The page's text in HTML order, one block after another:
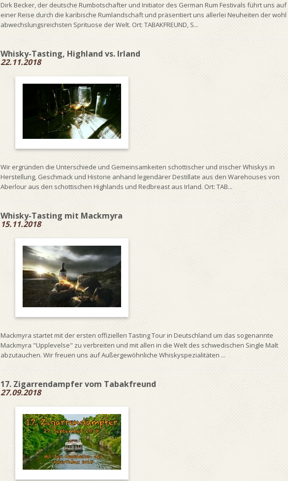
Dirk Becker, der deutsche Rumbotschafter und Initiator des German Rum Festivals führt uns auf
einer Reise durch die karibische Rumlandschaft und präsentiert uns allerlei Neuheiten der wohl
abwechslungsreichsten Sprituose der Welt. Ort: TABAKFREUND, S...
Whisky-Tasting, Highland vs. Irland
22.11.2018
Wir ergründen die Unterschiede und Gemeinsamkeiten schottischer und irischer Whiskys in
Herstellung, Geschmack und Historie anhand legendärer Destillate aus den Warehouses von
Aberlour aus den schottischen Highlands und Redbreast aus Irland. Ort: TAB...
Whisky-Tasting mit Mackmyra
15.11.2018
Mackmyra startet mit der ersten offiziellen Tasting Tour in Deutschland um das sogenannte
Mackmyra "Upplevelse" zu verbreiten und mit allen in die Welt des schwedischen Single Malt
abzutauchen. Wir freuen uns auf Außergewöhnliche Whiskyspezialitäten ...
17. Zigarrendampfer vom Tabakfreund
27.09.2018